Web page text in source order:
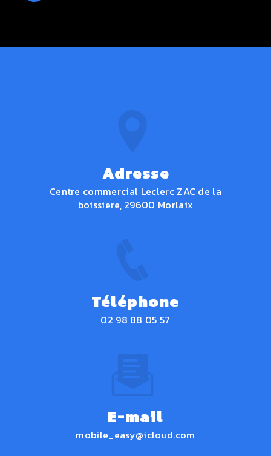
Adresse
Centre commercial Leclerc ZAC de la
boissiere, 29600 Morlaix
Téléphone
02 98 88 05 57
E-mail
mobile_easy@icloud.com